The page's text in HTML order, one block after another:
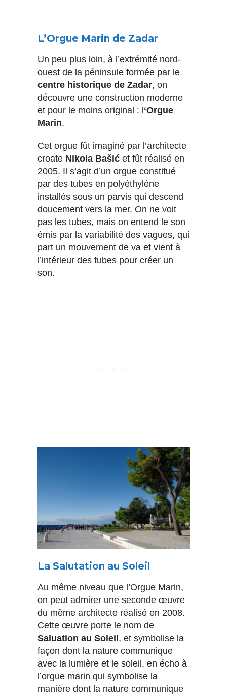
L’Orgue Marin de Zadar
Un peu plus loin, à l’extrémité nord-
ouest de la péninsule formée par le
centre historique de Zadar, on
découvre une construction moderne
et pour le moins original : l‘Orgue
Marin.
Cet orgue fût imaginé par l’architecte
croate Nikola Bašić et fût réalisé en
2005. Il s’agit d’un orgue constitué
par des tubes en polyéthylène
installés sous un parvis qui descend
doucement vers la mer. On ne voit
pas les tubes, mais on entend le son
émis par la variabilité des vagues, qui
part un mouvement de va et vient à
l’intérieur des tubes pour créer un
son.
La Salutation au Soleil
Au même niveau que l’Orgue Marin,
on peut admirer une seconde œuvre
du même architecte réalisé en 2008.
Cette œuvre porte le nom de
Saluation au Soleil , et symbolise la
façon dont la nature communique
avec la lumière et le soleil, en écho à
l’orgue marin qui symbolise la
manière dont la nature communique